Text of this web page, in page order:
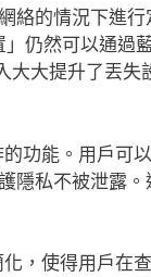
絡的情況下進行
仍然可以通過
大提升了丟失
功能。用戶可
隱私不被泄露。
，使得用戶在